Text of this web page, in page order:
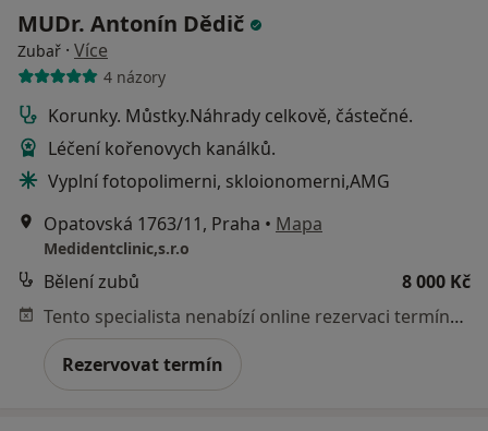
MUDr. Antonín Dědič
Zubař · Více
4 názory
Korunky. Můstky.Náhrady celkově, částečné.
Léčení kořenovych kanálků.
Vyplní fotopolimerni, skloionomerni,AMG
Opatovská 1763/11, Praha • Mapa
Medidentclinic,s.r.o
Bělení zubů
8 000 Kč
Tento specialista nenabízí online rezervaci termínu na této adrese.
Rezervovat termín